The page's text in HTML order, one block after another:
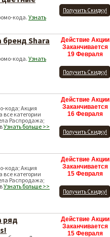
кода.Узнать
Получить Скидку!
бренд Shara
кода.Узнать
Действие Акции
Заканчивается
19 Февраля
Получить Скидку!
кода; Акция
все категории
Распродажа;
Узнать больше >>
Действие Акции
Заканчивается
16 Февраля
Получить Скидку!
кода; Акция
все категории
Распродажа;
Узнать больше >>
Действие Акции
Заканчивается
15 Февраля
Получить Скидку!
ряд
Действие Акции
Заканчивается
15 Февраля